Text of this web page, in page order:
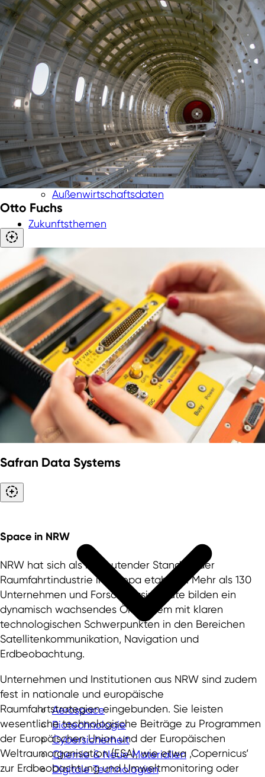
Region Aachen
Bergisches Städtedreieck
Region Düsseldorf-Kreis Mettmann
Region Köln/Bonn
Metropole Ruhr
Münsterland
Niederrhein
Region OstWestfalenLippe
Region Südwestfalen
Rheinisches Revier
Außenwirtschaftsdaten
Zukunftsthemen
Aerospace
Biotechnologie
Cybersicherheit
Chemie & Neue Materialien
Digitale Technologien
Otto Fuchs
Safran Data Systems
Space in NRW
NRW hat sich als bedeutender Standort der
Raumfahrtindustrie in Europa etabliert. Mehr als 130
Unternehmen und Forschungsinstitute bilden ein
dynamisch wachsendes Ökosystem mit klaren
technologischen Schwerpunkten in den Bereichen
Satellitenkommunikation, Navigation und
Erdbeobachtung.
Unternehmen und Institutionen aus NRW sind zudem
fest in nationale und europäische
Raumfahrtstrategien eingebunden. Sie leisten
wesentliche technologische Beiträge zu Programmen
der Europäischen Union und der Europäischen
Weltraumorganisation (ESA), wie etwa ‚Copernicus‘
zur Erdbeobachtung und Umweltmonitoring oder